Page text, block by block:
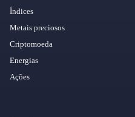
Índices
Metais preciosos
Criptomoeda
Energias
Ações